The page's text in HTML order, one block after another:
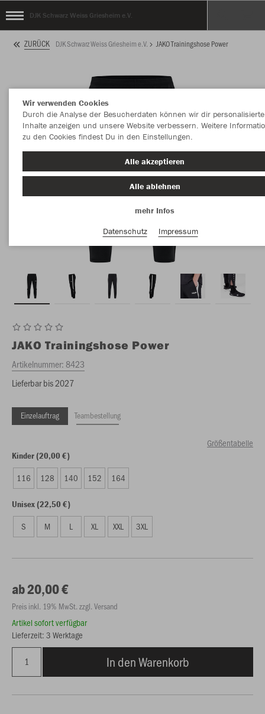
DJK Schwarz Weiss Griesheim e.V.
ZURÜCK DJK Schwarz Weiss Griesheim e.V. JAKO Trainingshose Power
JAKO Trainingshose Power
Artikelnummer:8423
Lieferbar bis 2027
Einzelauftrag Teambestellung
Größentabelle
Kinder (20,00 €)
116 128 140 152 164
Unisex (22,50 €)
S M L XL XXL 3XL
ab 20,00 €
Preis inkl. 19% MwSt. zzgl. Versand
Artikel sofort verfügbar
Lieferzeit: 3 Werktage
In den Warenkorb
Wir verwenden Cookies
Durch die Analyse der Besucherdaten können wir dir personalisierte
Inhalte anzeigen und unsere Website verbessern. Weitere
zu den Cookies findest Du in den Einstellungen.
Alle akzeptieren
Alle ablehnen
mehr Infos
Datenschutz
Impressum